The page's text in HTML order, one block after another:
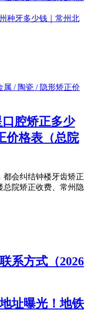
种牙多少钱｜常州北
腔矫正多少
价格表（总院
会纠结钟楼牙齿矫正
总院矫正收费、常州隐
系方式（2026
址曝光！地铁